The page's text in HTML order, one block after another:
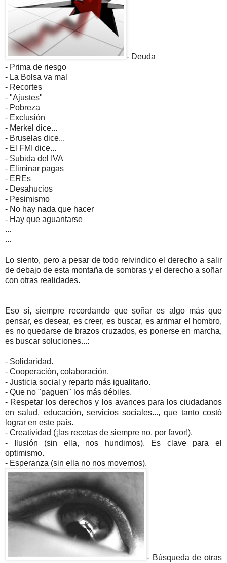
- Deuda
- Prima de riesgo
- La Bolsa va mal
- Recortes
- "Ajustes"
- Pobreza
- Exclusión
- Merkel dice...
- Bruselas dice...
- El FMI dice...
- Subida del IVA
- Eliminar pagas
- EREs
- Desahucios
- Pesimismo
- No hay nada que hacer
- Hay que aguantarse
...
...
Lo siento, pero a pesar de todo reivindico el derecho a salir
de debajo de esta montaña de sombras y el derecho a soñar
con otras realidades.
Eso sí, siempre recordando que soñar es algo más que
pensar, es desear, es creer, es buscar, es arrimar el hombro,
es no quedarse de brazos cruzados, es ponerse en marcha,
es buscar soluciones...:
- Solidaridad.
- Cooperación, colaboración.
- Justicia social y reparto más igualitario.
- Que no "paguen" los más débiles.
- Respetar los derechos y los avances para los ciudadanos
en salud, educación, servicios sociales..., que tanto costó
lograr en este país.
- Creatividad (¡las recetas de siempre no, por favor!).
- Ilusión (sin ella, nos hundimos). Es clave para el
optimismo.
- Esperanza (sin ella no nos movemos).
- Búsqueda de otras